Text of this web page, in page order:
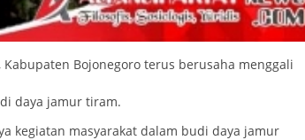
Bojonegoro terus berusaha menggali
daya jamur tiram.
kegiatan masyarakat dalam budi daya jamur